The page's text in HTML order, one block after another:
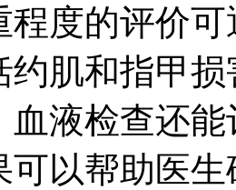
程度的评价
约肌和指甲
血液检查还
可以帮助医